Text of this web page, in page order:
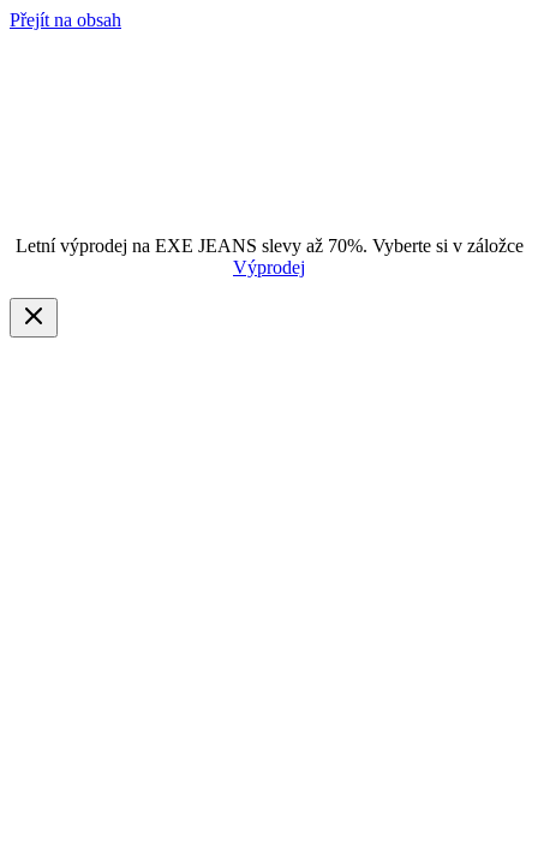
Přejít na obsah
Letní výprodej na EXE JEANS slevy až 70%. Vyberte si v záložce
Výprodej